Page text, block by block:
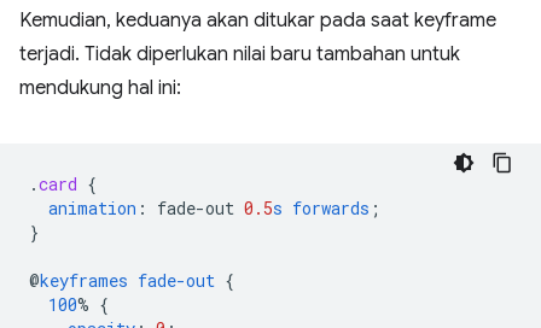
Kemudian, keduanya akan ditukar pada saat keyframe
terjadi. Tidak diperlukan nilai baru tambahan untuk
mendukung hal ini:
.card {
animation : fade-out 0.5s forwards ;
}
@keyframes fade-out {
100% {